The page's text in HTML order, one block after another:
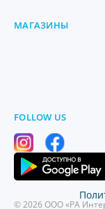
МАГАЗИНЫ
FOLLOW US
© 2026 ООО «РА